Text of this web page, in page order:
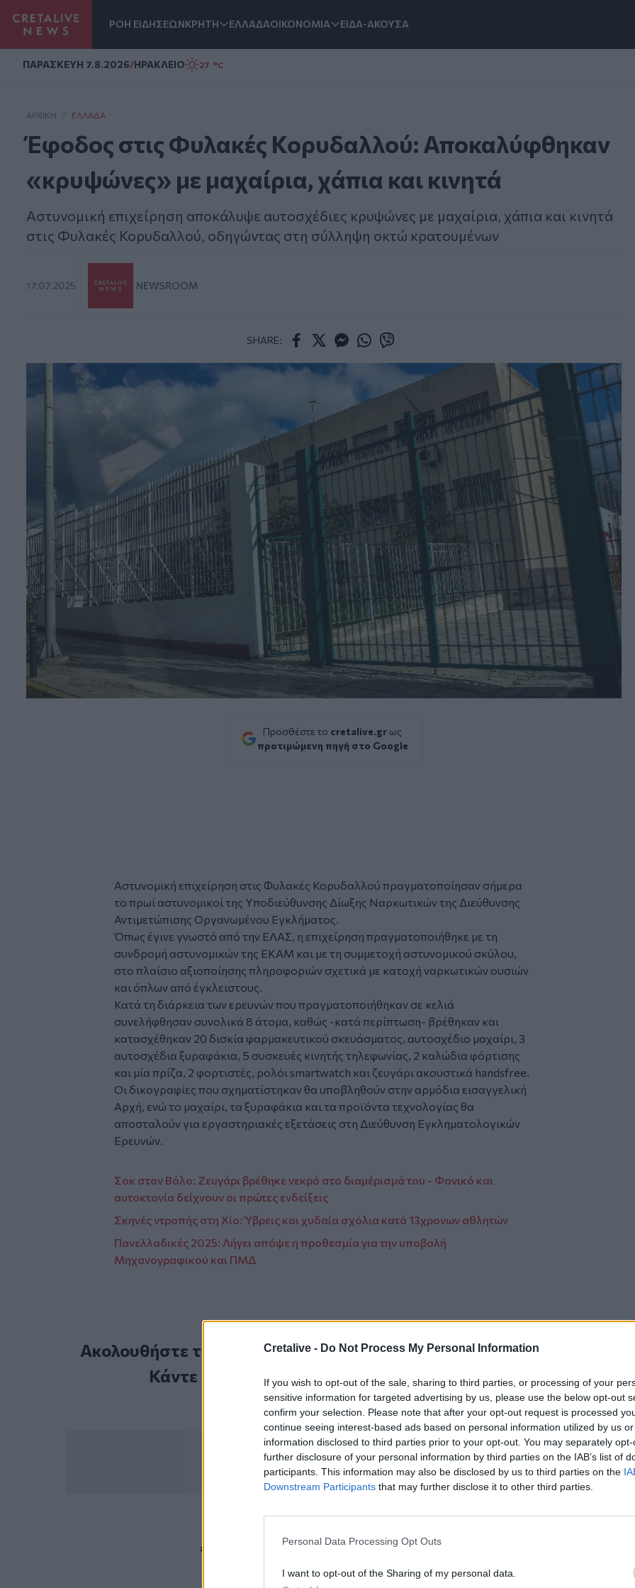
Cretalive - Do Not Process My Personal Information
If you wish to opt-out of the sale, sharing to third parties, or processing of your
sensitive information for targeted advertising by us, please use the below opt-out
confirm your selection. Please note that after your opt-out request is processed
continue seeing interest-based ads based on personal information utilized by us
information disclosed to third parties prior to your opt-out. You may separately
further disclosure of your personal information by third parties on the IAB’s list of
participants. This information may also be disclosed by us to third parties on the
Downstream Participants that may further disclose it to other third parties.
Personal Data Processing Opt Outs
I want to opt-out of the Sharing of my personal data.
ΡΟΗ ΕΙΔΗΣΕΩΝΚΡΗΤΗ ΕΛΛΑΔΑΟΙΚΟΝΟΜΙΑ ΕΙΔΑ-ΑΚΟΥΣΑ
ΠΑΡΑΣΚΕΥΗ 7.8.2026/ΗΡΑΚΛΕΙΟ 27 °C
ΑΡΧΙΚΗ / ΕΛΛΆΔΑ
Έφοδος στις Φυλακές Κορυδαλλού: Αποκαλύφθηκαν
«κρυψώνες» με μαχαίρια, χάπια και κινητά
Αστυνομική επιχείρηση αποκάλυψε αυτοσχέδιες κρυψώνες με μαχαίρια, χάπια και κινητά
στις Φυλακές Κορυδαλλού, οδηγώντας στη σύλληψη οκτώ κρατουμένων
17.07.2025 NEWSROOM
SHARE:
Προσθέστε το cretalive.gr ως
προτιμώμενη πηγή στο Google
Αστυνομική επιχείρηση στις Φυλακές Κορυδαλλού πραγματοποίησαν σήμερα
το πρωί αστυνομικοί της Υποδιεύθυνσης Δίωξης Ναρκωτικών της Διεύθυνσης
Αντιμετώπισης Οργανωμένου Εγκλήματος.
Όπως έγινε γνωστό από την ΕΛΑΣ, η επιχείρηση πραγματοποιήθηκε με τη
συνδρομή αστυνομικών της ΕΚΑΜ και με τη συμμετοχή αστυνομικού σκύλου,
στο πλαίσιο αξιοποίησης πληροφοριών σχετικά με κατοχή ναρκωτικών ουσιών
και όπλων από έγκλειστους.
Κατά τη διάρκεια των ερευνών που πραγματοποιήθηκαν σε κελιά
συνελήφθησαν συνολικά 8 άτομα, καθώς -κατά περίπτωση- βρέθηκαν και
κατασχέθηκαν 20 δισκία φαρμακευτικού σκευάσματος, αυτοσχέδιο μαχαίρι, 3
αυτοσχέδια ξυραφάκια, 5 συσκευές κινητής τηλεφωνίας, 2 καλώδια φόρτισης
και μία πρίζα, 2 φορτιστές, ρολόι smartwatch και ζευγάρι ακουστικά handsfree.
Οι δικογραφίες που σχηματίστηκαν θα υποβληθούν στην αρμόδια εισαγγελική
Αρχή, ενώ το μαχαίρι, τα ξυραφάκια και τα προϊόντα τεχνολογίας θα
αποσταλούν για εργαστηριακές εξετάσεις στη Διεύθυνση Εγκληματολογικών
Ερευνών.
Σοκ στον Βόλο: Ζευγάρι βρέθηκε νεκρό στο διαμέρισμά του - Φονικό και
αυτοκτονία δείχνουν οι πρώτες ενδείξεις
Σκηνές ντροπής στη Χίο: Ύβρεις και χυδαία σχόλια κατά 13χρονων αθλητών
Πανελλαδικές 2025: Λήγει απόψε η προθεσμία για την υποβολή
Μηχανογραφικού και ΠΜΔ
Ακολουθήστε το Cretalive στοGoogle Newsκαι στοFacebook
Κάντε εγγραφή στο κανάλι μας στοYouTube
Φυλακές Κορυδαλλού
Έφοδος Αστυνομία Ναρκωτικά